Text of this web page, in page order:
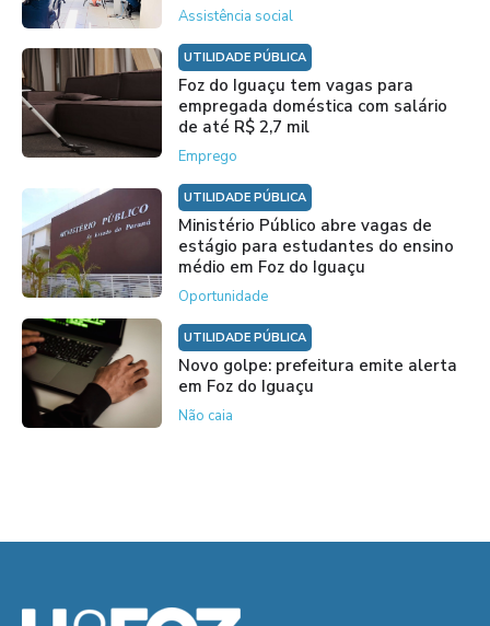
Assistência social
UTILIDADE PÚBLICA
Foz do Iguaçu tem vagas para
empregada doméstica com salário
de até R$ 2,7 mil
Emprego
UTILIDADE PÚBLICA
Ministério Público abre vagas de
estágio para estudantes do ensino
médio em Foz do Iguaçu
Oportunidade
UTILIDADE PÚBLICA
Novo golpe: prefeitura emite alerta
em Foz do Iguaçu
Não caia